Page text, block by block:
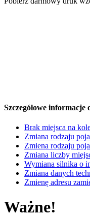
Szczegółowe
Brak miejsca na
Zmiana rodzaju
Zmiena rodzaju
Zmiana liczby
Wymiana silnika o
Zmiana danych
Zmienę adresu
Ważne!